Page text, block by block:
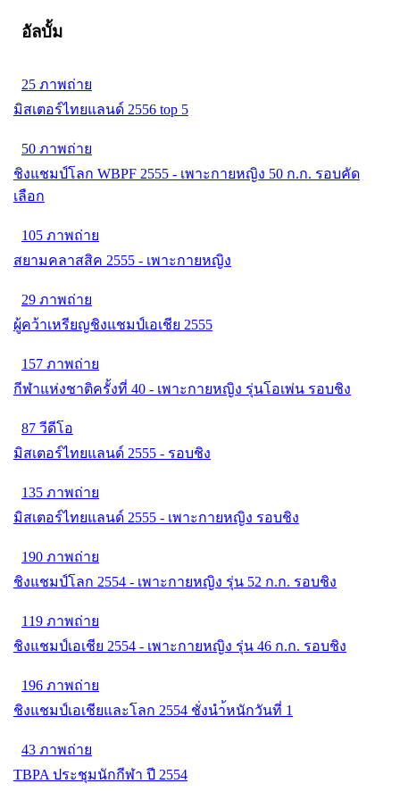
อัลบั้ม
25 ภาพถ่าย
มิสเตอร์ไทยแลนด์ 2556 top 5
50 ภาพถ่าย
ชิงแชมป์โลก WBPF 2555 - เพาะกายหญิง 50 ก.ก. รอบคัด
เลือก
105 ภาพถ่าย
สยามคลาสสิค 2555 - เพาะกายหญิง
29 ภาพถ่าย
ผู้คว้าเหรียญชิงแชมป์เอเชีย 2555
157 ภาพถ่าย
กีฬาแห่งชาติครั้งที่ 40 - เพาะกายหญิง รุ่นโอเพ่น รอบชิง
87 วีดีโอ
มิสเตอร์ไทยแลนด์ 2555 - รอบชิง
135 ภาพถ่าย
มิสเตอร์ไทยแลนด์ 2555 - เพาะกายหญิง รอบชิง
190 ภาพถ่าย
ชิงแชมป์โลก 2554 - เพาะกายหญิง รุ่น 52 ก.ก. รอบชิง
119 ภาพถ่าย
ชิงแชมป์เอเชีย 2554 - เพาะกายหญิง รุ่น 46 ก.ก. รอบชิง
196 ภาพถ่าย
ชิงแชมป์เอเชียและโลก 2554 ชั่งนำ้หนักวันที่ 1
43 ภาพถ่าย
TBPA ประชุมนักกีฬา ปี 2554